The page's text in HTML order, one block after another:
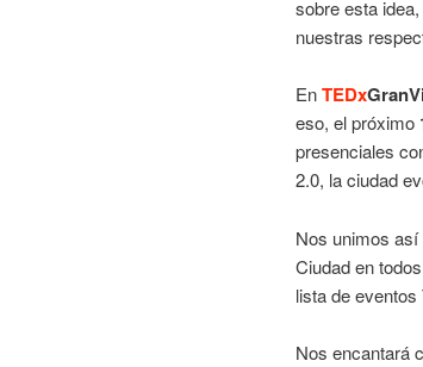
sobre esta
nuestras
EnTEDx
eso, el próximo
presenciales
2.0, la ciudad
Nos unimos
Ciudad en
lista de
Nos encantará